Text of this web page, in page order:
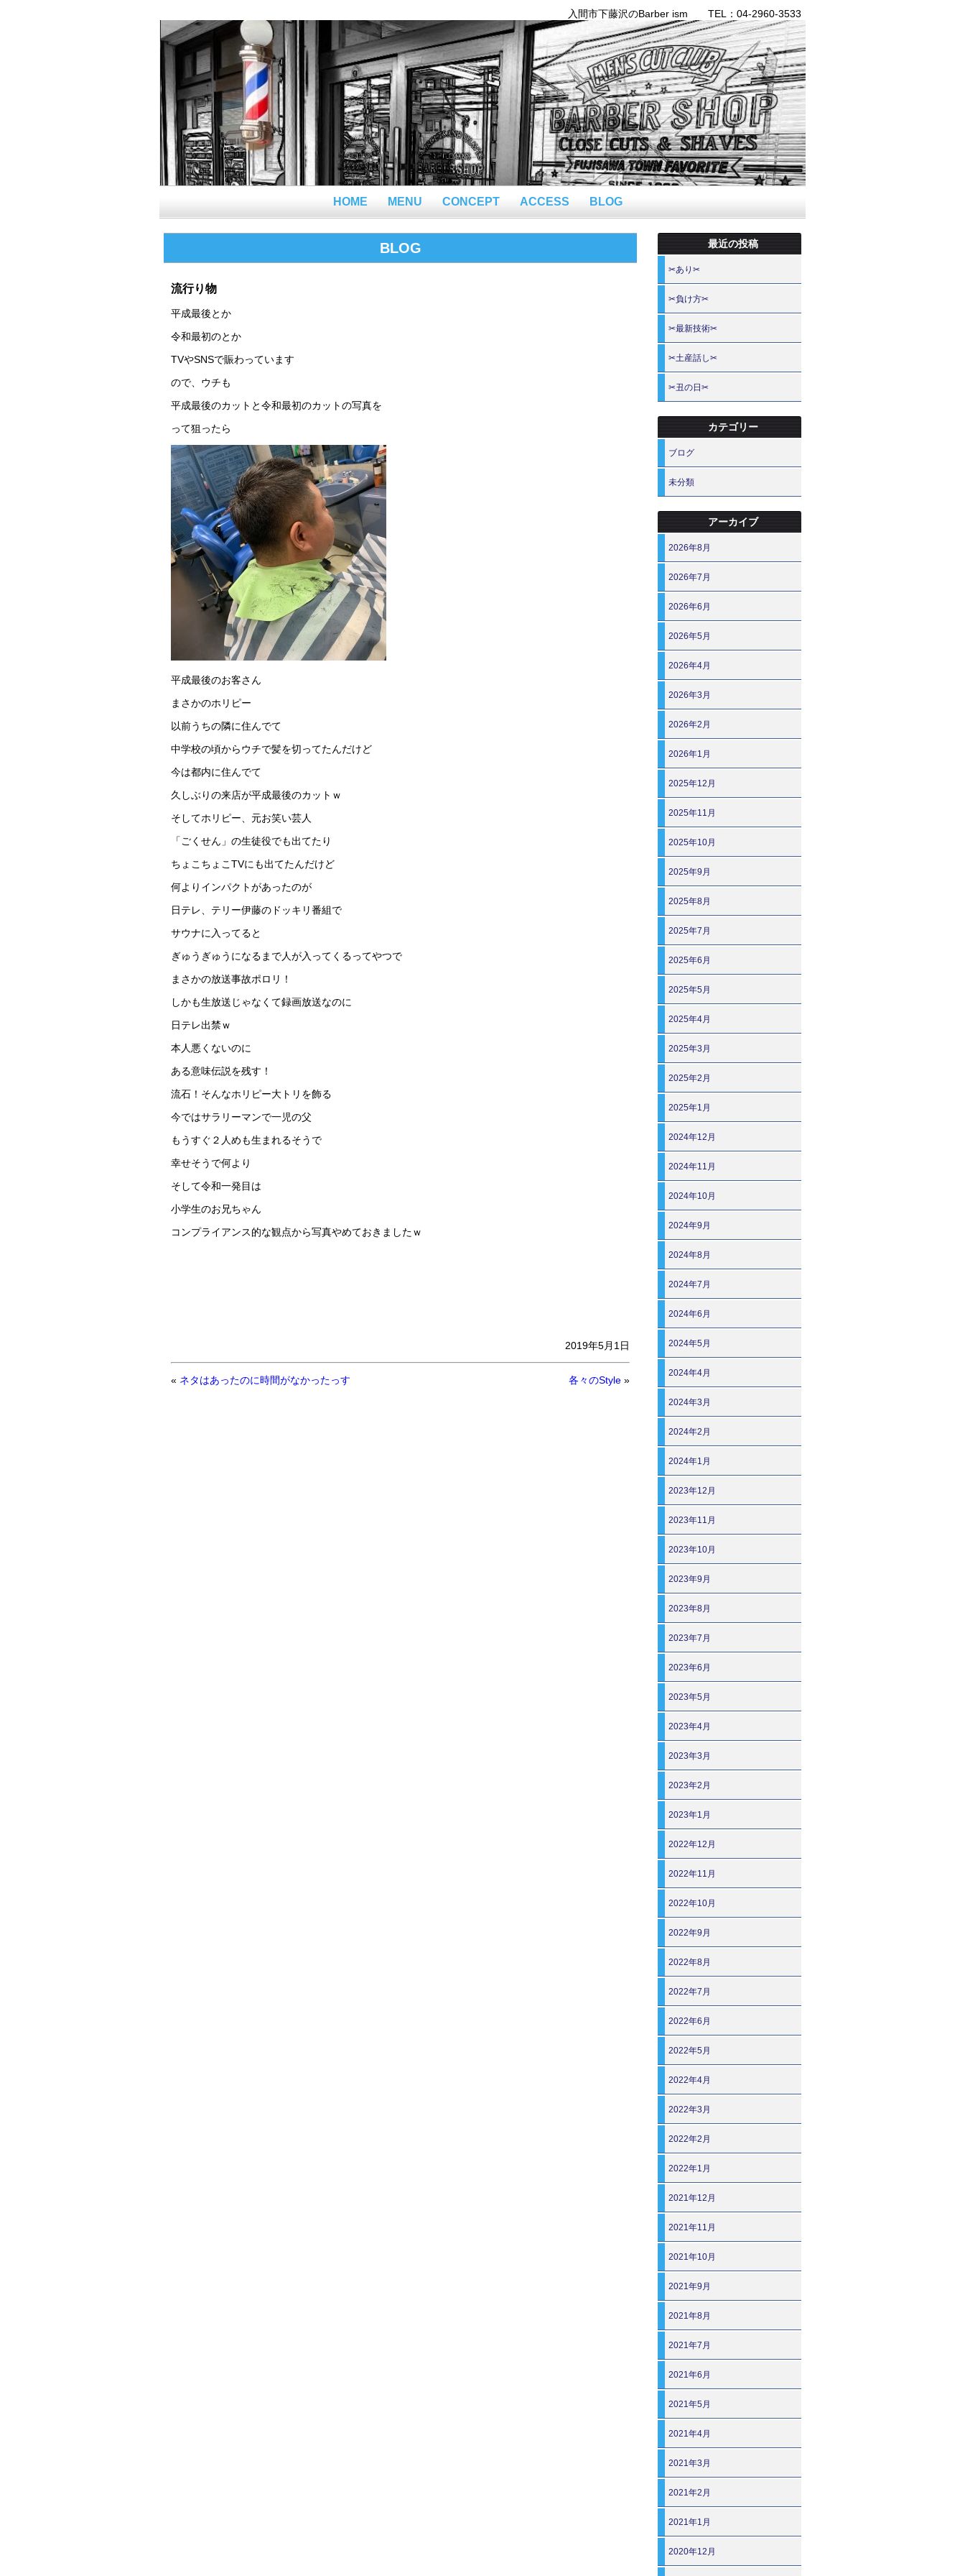
入間市下藤沢のBarber ism TEL：04-2960-3533
HOME MENU CONCEPT ACCESS BLOG
BLOG
流行り物
平成最後とか
令和最初のとか
TVやSNSで賑わっています
ので、ウチも
平成最後のカットと令和最初のカットの写真を
って狙ったら
平成最後のお客さん
まさかのホリピー
以前うちの隣に住んでて
中学校の頃からウチで髪を切ってたんだけど
今は都内に住んでて
久しぶりの来店が平成最後のカットｗ
そしてホリピー、元お笑い芸人
「ごくせん」の生徒役でも出てたり
ちょこちょこTVにも出てたんだけど
何よりインパクトがあったのが
日テレ、テリー伊藤のドッキリ番組で
サウナに入ってると
ぎゅうぎゅうになるまで人が入ってくるってやつで
まさかの放送事故ポロリ！
しかも生放送じゃなくて録画放送なのに
日テレ出禁ｗ
本人悪くないのに
ある意味伝説を残す！
流石！そんなホリピー大トリを飾る
今ではサラリーマンで一児の父
もうすぐ２人めも生まれるそうで
幸せそうで何より
そして令和一発目は
小学生のお兄ちゃん
コンプライアンス的な観点から写真やめておきましたｗ
2019年5月1日
« ネタはあったのに時間がなかったっす 各々のStyle »
最近の投稿
✂あり✂
✂負け方✂
✂最新技術✂
✂土産話し✂
✂丑の日✂
カテゴリー
ブログ
未分類
アーカイブ
2026年8月
2026年7月
2026年6月
2026年5月
2026年4月
2026年3月
2026年2月
2026年1月
2025年12月
2025年11月
2025年10月
2025年9月
2025年8月
2025年7月
2025年6月
2025年5月
2025年4月
2025年3月
2025年2月
2025年1月
2024年12月
2024年11月
2024年10月
2024年9月
2024年8月
2024年7月
2024年6月
2024年5月
2024年4月
2024年3月
2024年2月
2024年1月
2023年12月
2023年11月
2023年10月
2023年9月
2023年8月
2023年7月
2023年6月
2023年5月
2023年4月
2023年3月
2023年2月
2023年1月
2022年12月
2022年11月
2022年10月
2022年9月
2022年8月
2022年7月
2022年6月
2022年5月
2022年4月
2022年3月
2022年2月
2022年1月
2021年12月
2021年11月
2021年10月
2021年9月
2021年8月
2021年7月
2021年6月
2021年5月
2021年4月
2021年3月
2021年2月
2021年1月
2020年12月